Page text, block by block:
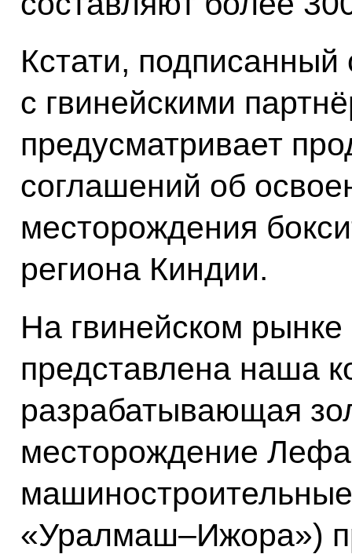
Кстати,
с гвинейскими
предусматривает
соглашений об
месторождения
региона Киндии.
На гвинейском
представлена наша
разрабатывающая
месторождение
«Уралмаш–Ижора»)